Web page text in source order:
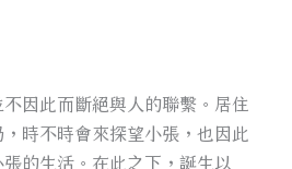
不因此而斷絕與人的聯繫。居住
時不時會來探望小張，也因此
的生活。在此之下，誕生以